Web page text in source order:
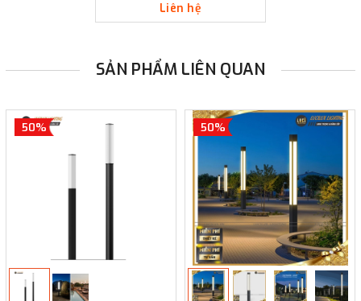
Liên hệ
SẢN PHẨM LIÊN QUAN
50% 50%